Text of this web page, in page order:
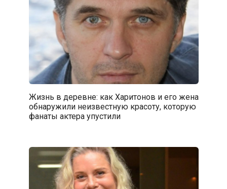
Жизнь в деревне: как Харитонов и его жена
обнаружили неизвестную красоту, которую
фанаты актера упустили